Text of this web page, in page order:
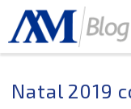
Natal 2019